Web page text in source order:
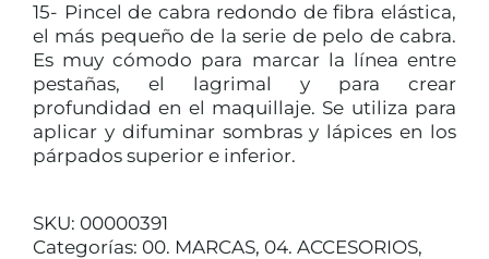
TRATAMIENTOS
MAQUILLAJES
15- Pincel de cabra redondo de fibra elástica,
el más pequeño de la serie de pelo de cabra.
Es muy cómodo para marcar la línea entre
pestañas, el lagrimal y para crear
profundidad en el maquillaje. Se utiliza para
aplicar y difuminar sombras y lápices en los
párpados superior e inferior.
SKU: 00000391
Categorías: 00. MARCAS, 04. ACCESORIOS,